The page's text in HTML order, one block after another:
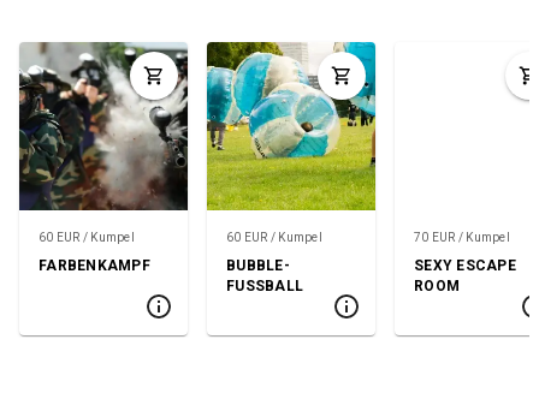
60 EUR / Kumpel
FARBENKAMPF
60 EUR / Kumpel
BUBBLE-
FUSSBALL
70 EUR / Kumpel
SEXY ESCAPE
ROOM